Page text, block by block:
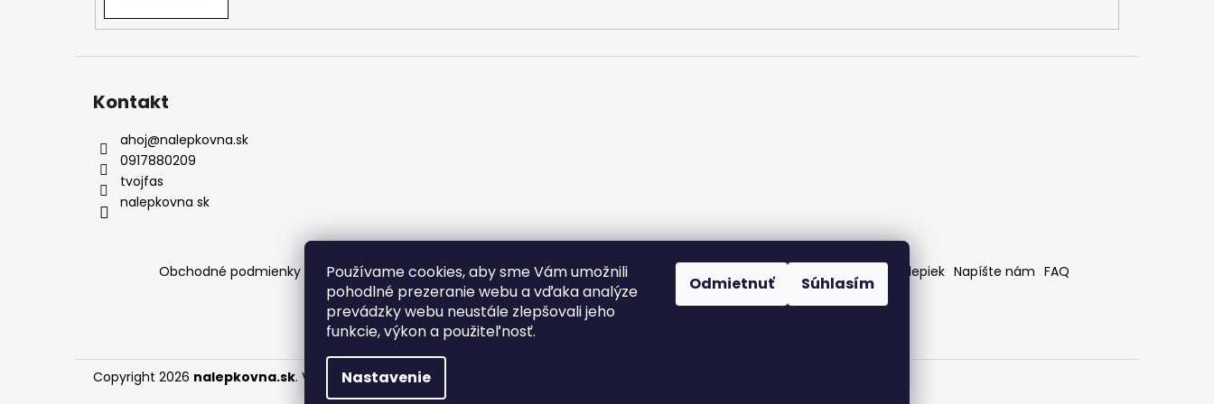
Používame cookies, aby sme Vám umožnili
pohodlné prezeranie webu a vďaka analýze
prevádzky webu neustále zlepšovali jeho
funkcie, výkon a použiteľnosť.
Nastavenie
Odmietnuť Súhlasím
podmienkach a pomôžeme vám s výberom.
Kontakt
ahoj@nalepkovna.sk
0917880209
tvojfas
nalepkovna sk
Obchodné podmienky Podmienky ochrany osobných údajov Kontakt Doprava a platba Podmienky vrátenia Bez nálepiek Napíšte nám FAQ
Nálepky na zákazku
Copyright 2026 nalepkovna.sk. Všetky práva vyhradené.